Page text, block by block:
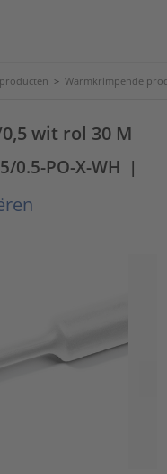
> Warmkrimpende
wit rol 30 M
0.5-PO-X-WH |